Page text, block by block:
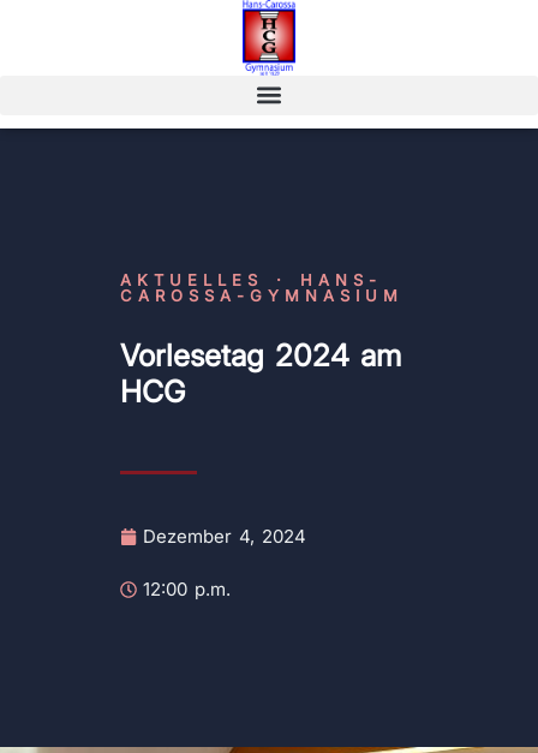
AKTUELLES · HANS-
CAROSSA-GYMNASIUM
Vorlesetag 2024 am
HCG
Dezember 4, 2024
12:00 p.m.